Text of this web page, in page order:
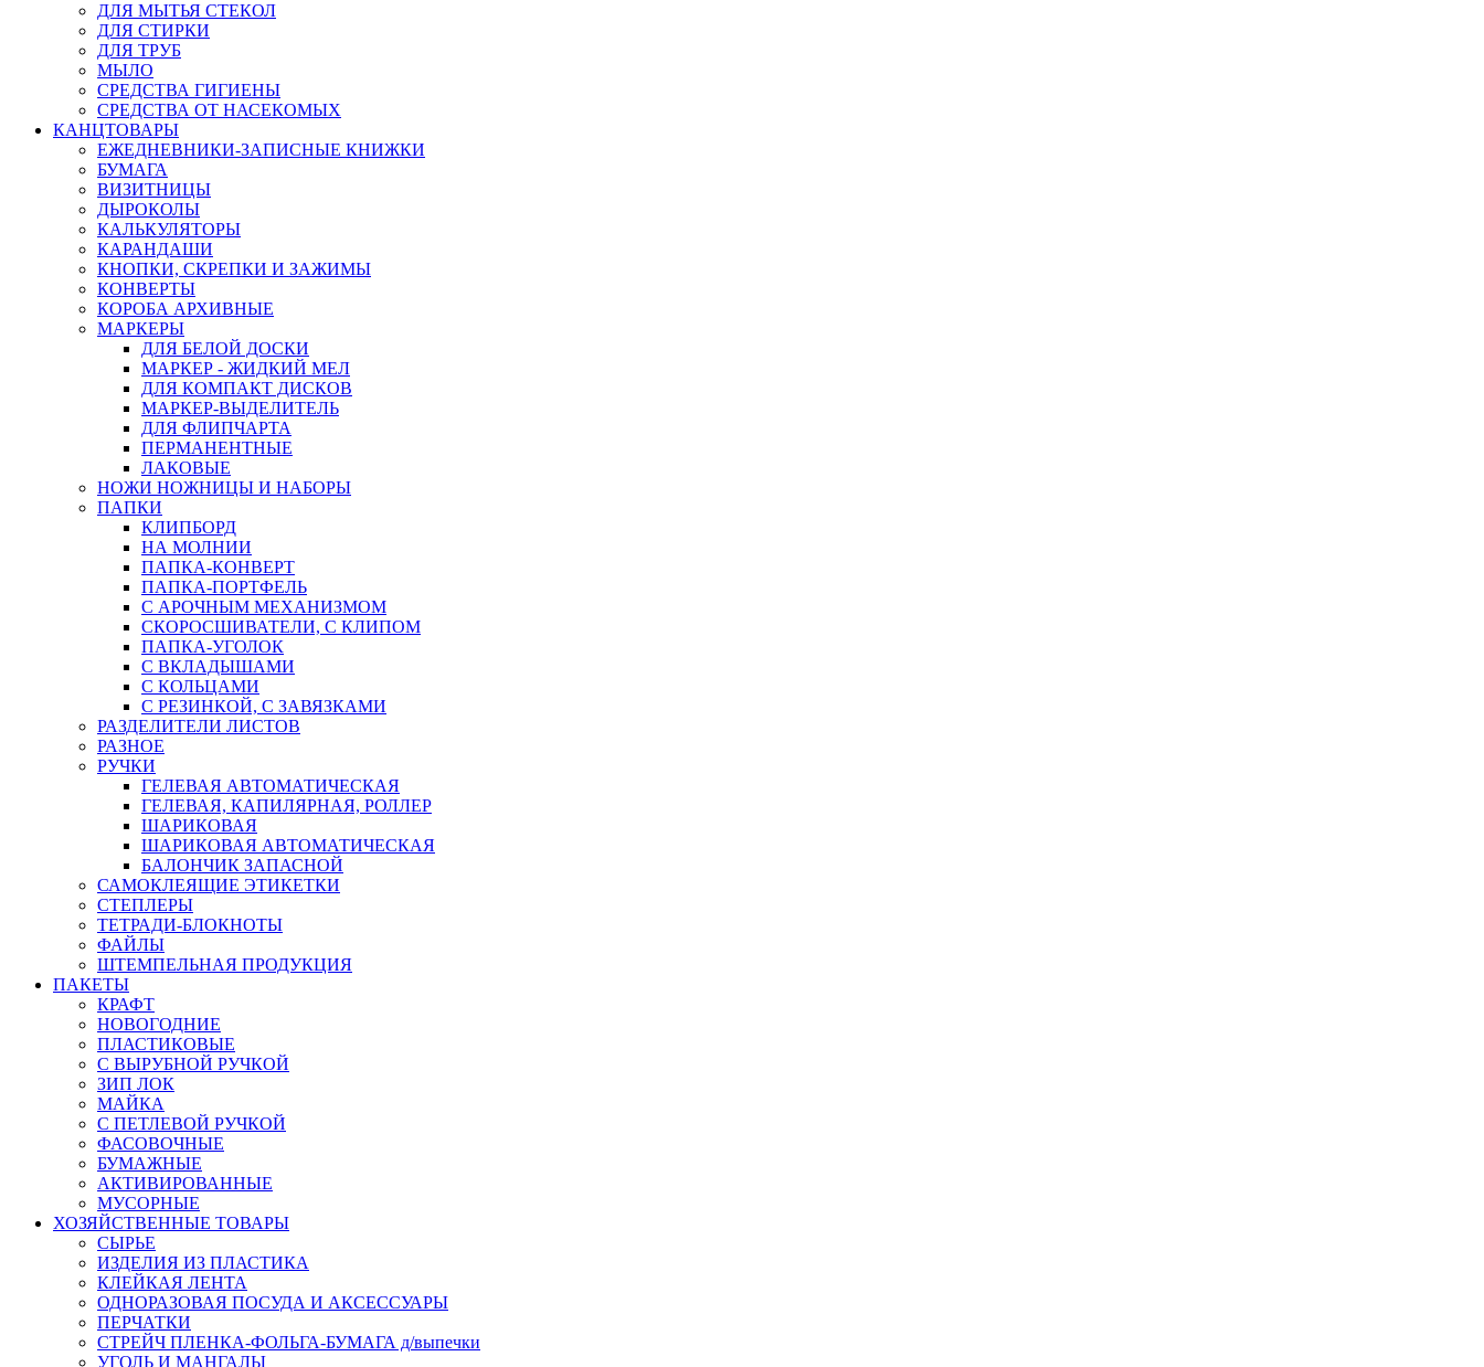
ДЛЯ МЫТЬЯ СТЕКОЛ
ДЛЯ СТИРКИ
ДЛЯ ТРУБ
МЫЛО
СРЕДСТВА ГИГИЕНЫ
СРЕДСТВА ОТ НАСЕКОМЫХ
КАНЦТОВАРЫ
ЕЖЕДНЕВНИКИ-ЗАПИСНЫЕ КНИЖКИ
БУМАГА
ВИЗИТНИЦЫ
ДЫРОКОЛЫ
КАЛЬКУЛЯТОРЫ
КАРАНДАШИ
КНОПКИ, СКРЕПКИ И ЗАЖИМЫ
КОНВЕРТЫ
КОРОБА АРХИВНЫЕ
МАРКЕРЫ
ДЛЯ БЕЛОЙ ДОСКИ
МАРКЕР - ЖИДКИЙ МЕЛ
ДЛЯ КОМПАКТ ДИСКОВ
МАРКЕР-ВЫДЕЛИТЕЛЬ
ДЛЯ ФЛИПЧАРТА
ПЕРМАНЕНТНЫЕ
ЛАКОВЫЕ
НОЖИ НОЖНИЦЫ И НАБОРЫ
ПАПКИ
КЛИПБОРД
НА МОЛНИИ
ПАПКА-КОНВЕРТ
ПАПКА-ПОРТФЕЛЬ
С АРОЧНЫМ МЕХАНИЗМОМ
СКОРОСШИВАТЕЛИ, С КЛИПОМ
ПАПКА-УГОЛОК
С ВКЛАДЫШАМИ
С КОЛЬЦАМИ
С РЕЗИНКОЙ, С ЗАВЯЗКАМИ
РАЗДЕЛИТЕЛИ ЛИСТОВ
РАЗНОЕ
РУЧКИ
ГЕЛЕВАЯ АВТОМАТИЧЕСКАЯ
ГЕЛЕВАЯ, КАПИЛЯРНАЯ, РОЛЛЕР
ШАРИКОВАЯ
ШАРИКОВАЯ АВТОМАТИЧЕСКАЯ
БАЛОНЧИК ЗАПАСНОЙ
САМОКЛЕЯЩИЕ ЭТИКЕТКИ
СТЕПЛЕРЫ
ТЕТРАДИ-БЛОКНОТЫ
ФАЙЛЫ
ШТЕМПЕЛЬНАЯ ПРОДУКЦИЯ
ПАКЕТЫ
КРАФТ
НОВОГОДНИЕ
ПЛАСТИКОВЫЕ
С ВЫРУБНОЙ РУЧКОЙ
ЗИП ЛОК
МАЙКА
С ПЕТЛЕВОЙ РУЧКОЙ
ФАСОВОЧНЫЕ
БУМАЖНЫЕ
АКТИВИРОВАННЫЕ
МУСОРНЫЕ
ХОЗЯЙСТВЕННЫЕ ТОВАРЫ
СЫРЬЕ
ИЗДЕЛИЯ ИЗ ПЛАСТИКА
КЛЕЙКАЯ ЛЕНТА
ОДНОРАЗОВАЯ ПОСУДА И АКСЕССУАРЫ
ПЕРЧАТКИ
СТРЕЙЧ ПЛЕНКА-ФОЛЬГА-БУМАГА д/выпечки
УГОЛЬ И МАНГАЛЫ